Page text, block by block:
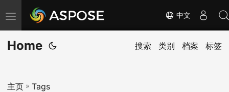
切
换
导
中文
Home 搜索 类别 档案 标签
主页 » Tags